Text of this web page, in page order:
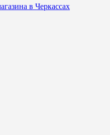
в Черкассах